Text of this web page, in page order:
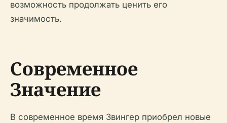
возможность продолжать ценить его
значимость.
Современное
Значение
В современное время Звингер приобрел новые